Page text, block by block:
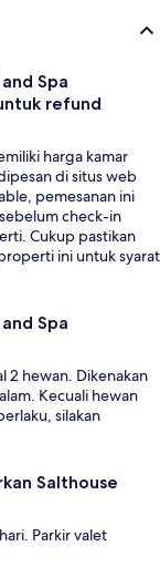
Spa
refund
harga kamar
di situs web
pemesanan ini
check-in
Cukup pastikan
ini untuk syarat
Spa
2 hewan. Dikenakan
Kecuali hewan
silakan
Salthouse
Parkir valet